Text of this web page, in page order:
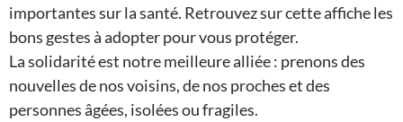
importantes sur la santé. Retrouvez sur cette affiche les
bons gestes à adopter pour vous protéger.
La solidarité est notre meilleure alliée : prenons des
nouvelles de nos voisins, de nos proches et des
personnes âgées, isolées ou fragiles.